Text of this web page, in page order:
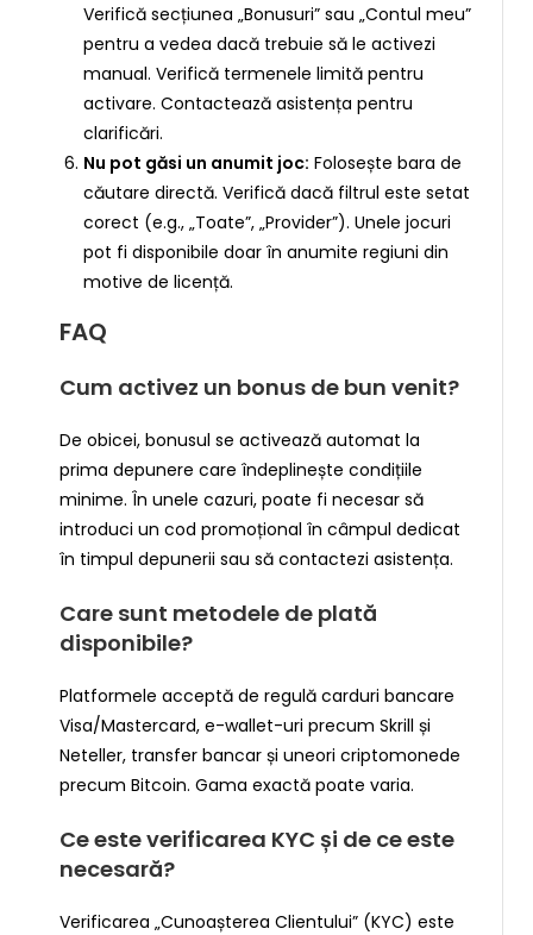
Verifică secțiunea „Bonusuri” sau „Contul meu”
pentru a vedea dacă trebuie să le activezi
manual. Verifică termenele limită pentru
activare. Contactează asistența pentru
clarificări.
Nu pot găsi un anumit joc: Folosește bara de
căutare directă. Verifică dacă filtrul este setat
corect (e.g., „Toate”, „Provider”). Unele jocuri
pot fi disponibile doar în anumite regiuni din
motive de licență.
FAQ
Cum activez un bonus de bun venit?
De obicei, bonusul se activează automat la
prima depunere care îndeplinește condițiile
minime. În unele cazuri, poate fi necesar să
introduci un cod promoțional în câmpul dedicat
în timpul depunerii sau să contactezi asistența.
Care sunt metodele de plată
disponibile?
Platformele acceptă de regulă carduri bancare
Visa/Mastercard, e-wallet-uri precum Skrill și
Neteller, transfer bancar și uneori criptomonede
precum Bitcoin. Gama exactă poate varia.
Ce este verificarea KYC și de ce este
necesară?
Verificarea „Cunoașterea Clientului” (KYC) este